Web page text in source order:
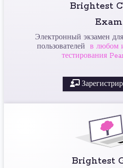
Brightest
Exam
Электронный экзамен
пользователей
в любом
тестирования
Brightest